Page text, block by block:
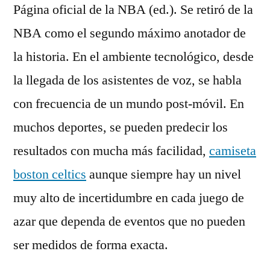
Página oficial de la NBA (ed.). Se retiró de la
NBA como el segundo máximo anotador de
la historia. En el ambiente tecnológico, desde
la llegada de los asistentes de voz, se habla
con frecuencia de un mundo post-móvil. En
muchos deportes, se pueden predecir los
resultados con mucha más facilidad, camiseta
boston celtics aunque siempre hay un nivel
muy alto de incertidumbre en cada juego de
azar que dependa de eventos que no pueden
ser medidos de forma exacta.